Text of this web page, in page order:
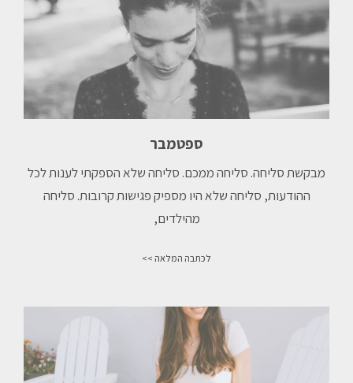
ספטמבר
מבקשת סליחה.⁠ סליחה ממכם.⁠ סליחה שלא הספקתי לענות לכל
ההודעות,⁠ סליחה שלא היו מספיק פגישות קרובות.⁠ סליחה
מהילדים,⁠
לכתבה המלאה >>